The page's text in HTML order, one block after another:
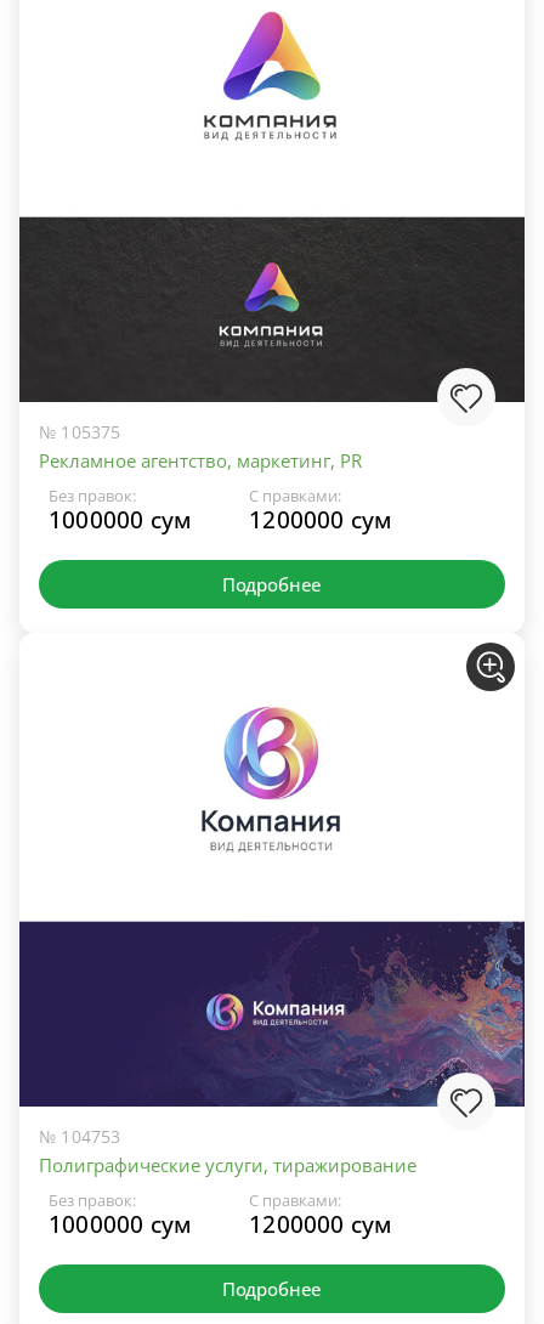
№ 105375
Рекламное агентство, маркетинг, PR
Без правок:
1000000 сум
С правками:
1200000 сум
Подробнее
№ 104753
Полиграфические услуги, тиражирование
Без правок:
1000000 сум
С правками:
1200000 сум
Подробнее